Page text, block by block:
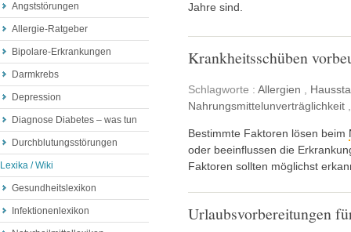
Angststörungen
Allergie-Ratgeber
Bipolare-Erkrankungen
Darmkrebs
Depression
Diagnose Diabetes – was tun
Durchblutungsstörungen
Lexika / Wiki
Gesundheitslexikon
Infektionenlexikon
Jahre sind.
Krankheitsschüben
Schlagworte : Allergien
Nahrungsmittelunverträglichkeit
Bestimmte Faktoren lösen beim
oder beeinflussen die
Faktoren sollten möglichst
Urlaubsvorbereitungen